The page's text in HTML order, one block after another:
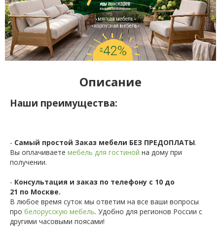
Описание
Наши преимущества:
- Самый простой Заказ мебели БЕЗ ПРЕДОПЛАТЫ.
Вы оплачиваете мебель для гостиной на дому при
получении.
- Консультация и заказ по телефону с 10 до
21 по Москве.
В любое время суток мы ответим на все ваши вопросы
про белорусскую мебель. Удобно для регионов России с
другими часовыми поясами!